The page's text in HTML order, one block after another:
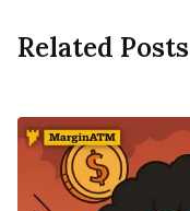
Related Posts